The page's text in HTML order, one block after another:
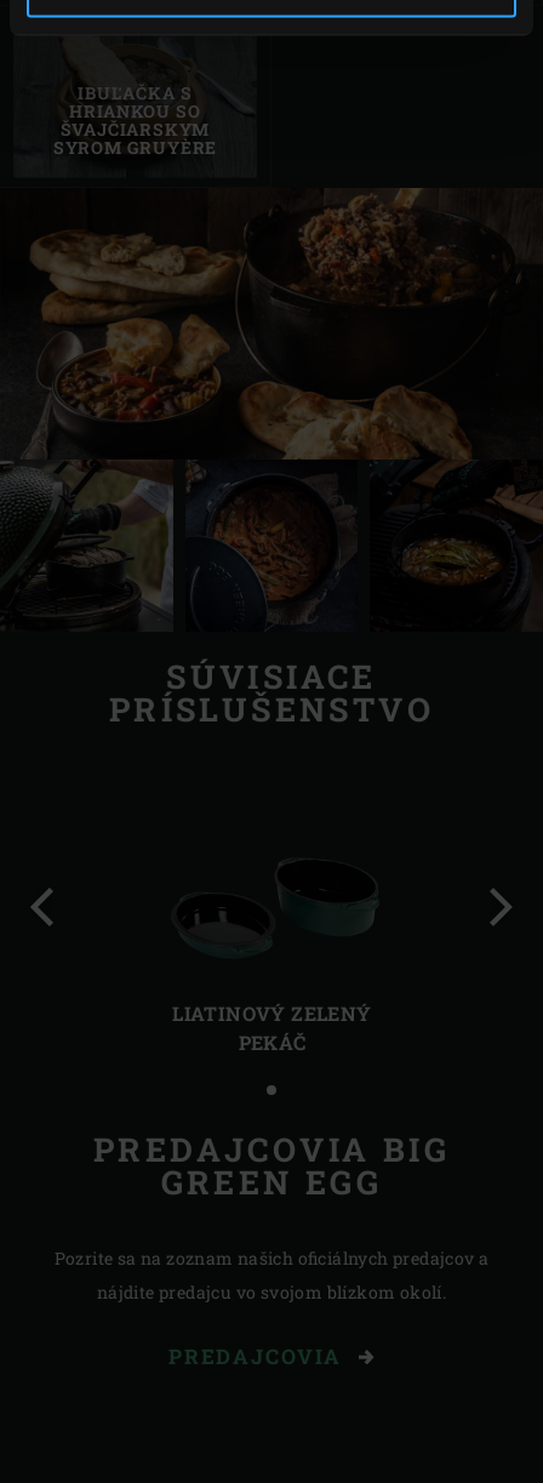
IBUĽAČKA S
HRIANKOU SO
ŠVAJČIARSKYM
SYROM GRUYÈRE
SÚVISIACE
PRÍSLUŠENSTVO
LIATINOVÝ ZELENÝ
PEKÁČ
PREDAJCOVIA BIG
GREEN EGG
Pozrite sa na zoznam našich oficiálnych predajcov a
nájdite predajcu vo svojom blízkom okolí.
PREDAJCOVIA